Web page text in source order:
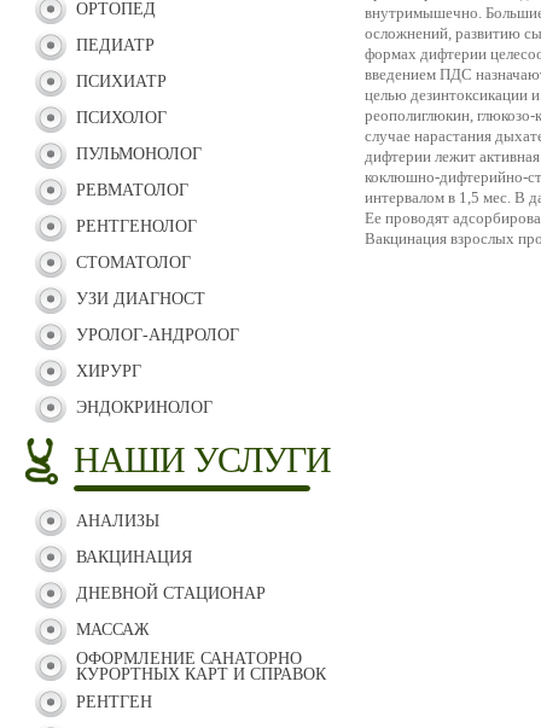
ОРТОПЕД
ПЕДИАТР
ПСИХИАТР
ПСИХОЛОГ
ПУЛЬМОНОЛОГ
РЕВМАТОЛОГ
РЕНТГЕНОЛОГ
СТОМАТОЛОГ
УЗИ ДИАГНОСТ
УРОЛОГ-АНДРОЛОГ
ХИРУРГ
ЭНДОКРИНОЛОГ
НАШИ УСЛУГИ
АНАЛИЗЫ
ВАКЦИНАЦИЯ
ДНЕВНОЙ СТАЦИОНАР
МАССАЖ
ОФОРМЛЕНИЕ САНАТОРНО
КУРОРТНЫХ КАРТ И СПРАВОК
РЕНТГЕН
внутримышечно.
осложнений, развитию
формах дифтерии
введением ПДС
целью дезинтоксикации
реополиглюкин,
случае нарастания
дифтерии лежит
коклюшно-дифтерийно-
интервалом в 1,5 мес. В
Ее проводят
Вакцинация взрослых